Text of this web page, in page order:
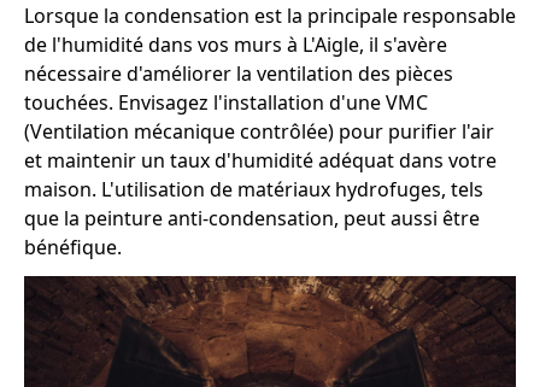
Lorsque la condensation est la principale responsable
de l'humidité dans vos murs à L'Aigle, il s'avère
nécessaire d'améliorer la ventilation des pièces
touchées. Envisagez l'installation d'une VMC
(Ventilation mécanique contrôlée) pour purifier l'air
et maintenir un taux d'humidité adéquat dans votre
maison. L'utilisation de matériaux hydrofuges, tels
que la peinture anti-condensation, peut aussi être
bénéfique.